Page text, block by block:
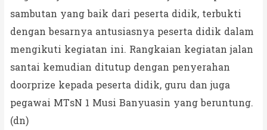
sambutan yang baik dari peserta didik, terbukti
dengan besarnya antusiasnya peserta didik dalam
mengikuti kegiatan ini. Rangkaian kegiatan jalan
santai kemudian ditutup dengan penyerahan
doorprize kepada peserta didik, guru dan juga
pegawai MTsN 1 Musi Banyuasin yang beruntung.
(dn)